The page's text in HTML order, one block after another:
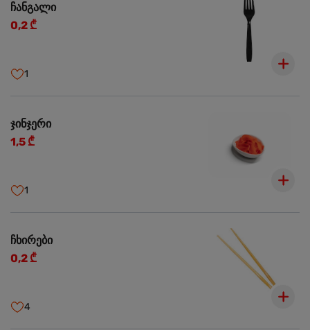
ჩანგალი
0,2 ₾
1
ჯინჯერი
1,5 ₾
1
ჩხირები
0,2 ₾
4